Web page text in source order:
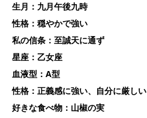
生月：九月午後九時
性格：穏やかで強い
私の信条：至誠天に通ず
星座：乙女座
血液型：A型
性格：正義感に強い、自分に厳しい
好きな食べ物：山椒の実